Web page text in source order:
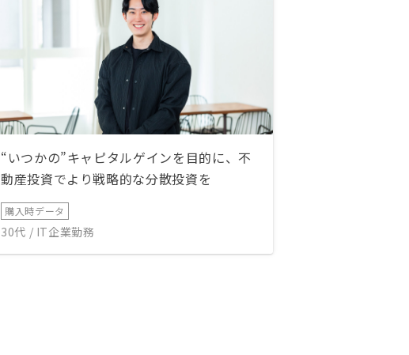
“いつかの”キャピタルゲインを目的に、不
動産投資でより戦略的な分散投資を
購入時データ
30代 / IT企業勤務